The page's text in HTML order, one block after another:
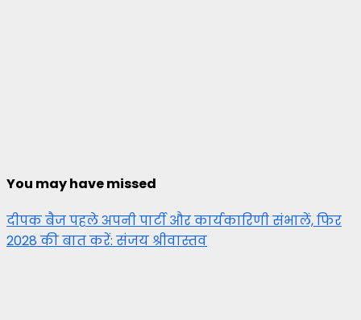
You may have missed
दीपक बैज पहले अपनी पार्टी और कार्यकारिणी संभालें, फिर
2028 की बात करें: संजय श्रीवास्तव